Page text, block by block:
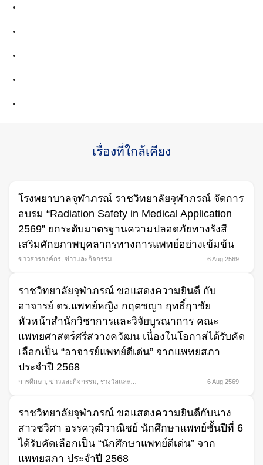
Search
for:
เรื่องที่ใกล้เคียง
โรงพยาบาลจุฬาภรณ์ ราชวิทยาลัยจุฬาภรณ์ จัดการ
อบรม “Radiation Safety in Medical Application
2569” ยกระดับมาตรฐานความปลอดภัยทางรังสี
เสริมศักยภาพบุคลากรทางการแพทย์อย่างเข้มข้น
ข่าวสารองค์กร ข่าวและกิจกรรม 6 Aug 2569
ราชวิทยาลัยจุฬาภรณ์ ขอแสดงความยินดี กับ
อาจารย์ ดร.แพทย์หญิง กฤตชญา ฤทธิ์ฤาชัย
หัวหน้าสำนักวิชาการและวิจัยบูรณาการ คณะ
แพทยศาสตร์ศรีสวางควัฒน เนื่องในโอกาสได้รับคัด
เลือกเป็น “อาจารย์แพทย์ดีเด่น” จากแพทยสภา
ประจำปี 2568
การศึกษา ข่าวและกิจกรรม
รางวัลและ
6 Aug 2569
ราชวิทยาลัยจุฬาภรณ์ ขอแสดงความยินดีกับนาง
สาวชวิศา อรรควุฒิวาณิชย์ นักศึกษาแพทย์ชั้นปีที่ 6
ได้รับคัดเลือกเป็น “นักศึกษาแพทย์ดีเด่น” จาก
แพทยสภา ประจำปี 2568